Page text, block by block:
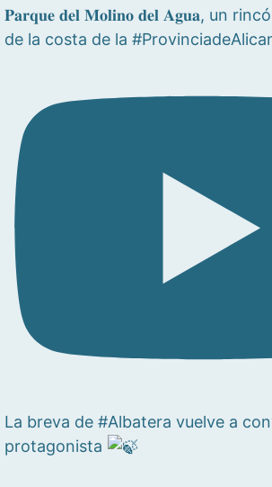
𝐏𝐚𝐫𝐪𝐮𝐞 𝐝𝐞𝐥 𝐌𝐨𝐥𝐢𝐧𝐨 𝐝𝐞𝐥 𝐀𝐠𝐮𝐚, un
de la costa de la
La breva de #Albatera vuelve a
protagonista